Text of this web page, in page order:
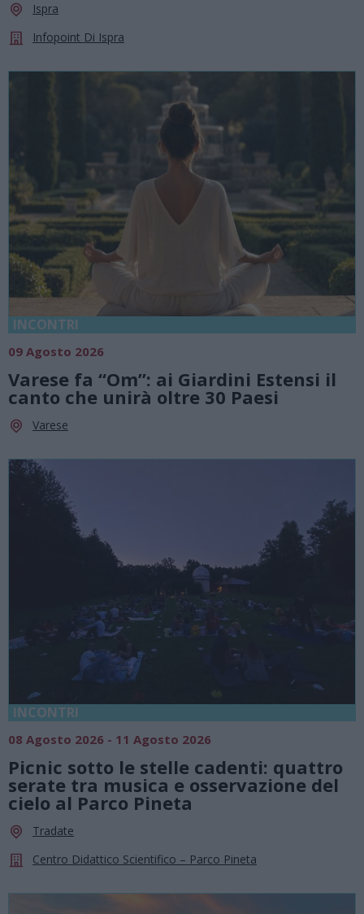
Ispra
Infopoint Di Ispra
INCONTRI
09 Agosto 2026
Varese fa “Om”: ai Giardini Estensi il
canto che unirà oltre 30 Paesi
Varese
INCONTRI
08 Agosto 2026 - 11 Agosto 2026
Picnic sotto le stelle cadenti: quattro
serate tra musica e osservazione del
cielo al Parco Pineta
Tradate
Centro Didattico Scientifico – Parco Pineta